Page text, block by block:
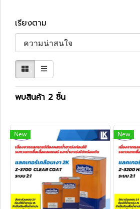
เรียงตาม
พบสินค้า 2 ชิ้น
New New